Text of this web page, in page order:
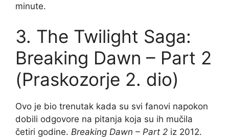
minute.
3. The Twilight Saga:
Breaking Dawn – Part 2
(Praskozorje 2. dio)
Ovo je bio trenutak kada su svi fanovi napokon
dobili odgovore na pitanja koja su ih mučila
četiri godine. Breaking Dawn – Part 2 iz 2012.